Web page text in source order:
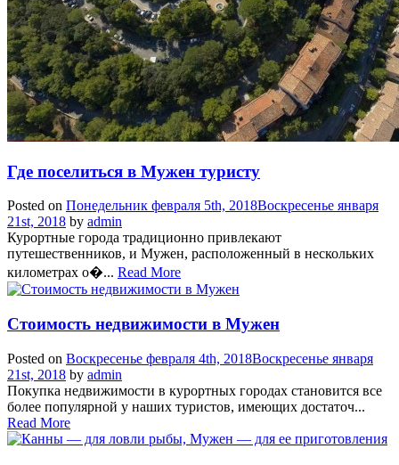
Где поселиться в Мужен туристу
Posted on Понедельник февраля 5th, 2018Воскресенье января
21st, 2018 by admin
Курортные города традиционно привлекают
путешественников, и Мужен, расположенный в нескольких
километрах о�... Read More
Стоимость недвижимости в Мужен
Posted on Воскресенье февраля 4th, 2018Воскресенье января
21st, 2018 by admin
Покупка недвижимости в курортных городах становится все
более популярной у наших туристов, имеющих достаточ...
Read More